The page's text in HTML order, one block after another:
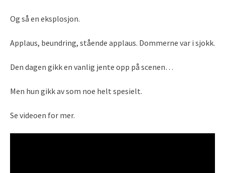
Og så en eksplosjon.
Applaus, beundring, stående applaus. Dommerne var i sjokk.
Den dagen gikk en vanlig jente opp på scenen…
Men hun gikk av som noe helt spesielt.
Se videoen for mer.